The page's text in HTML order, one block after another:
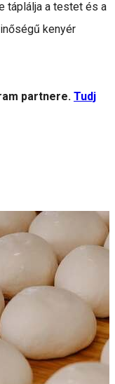
táplálja a testet és a
kenyér
partnere. Tudj